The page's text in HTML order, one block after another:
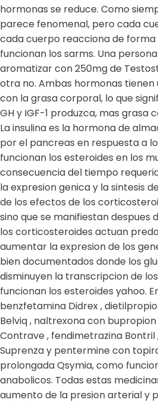
hormonas se reduce. Como
parece fenomenal, pero cada
cada cuerpo reacciona de forma
funcionan los sarms. Una
aromatizar con 250mg de
otra no. Ambas hormonas tienen
con la grasa corporal, lo que
GH y IGF-1 produzca, mas grasa
La insulina es la hormona de
por el pancreas en respuesta a
funcionan los esteroides en los
consecuencia del tiempo
la expresion genica y la sintesis
de los efectos de los
sino que se manifiestan despues
los corticosteroides actuan
aumentar la expresion de los
bien documentados donde los
disminuyen la transcripcion de
funcionan los esteroides yahoo.
benzfetamina Didrex ,
Belviq , naltrexona con
Contrave , fendimetrazina Bontril
Suprenza y pentermine con
prolongada Qsymia, como
anabolicos. Todas estas
aumento de la presion arterial y